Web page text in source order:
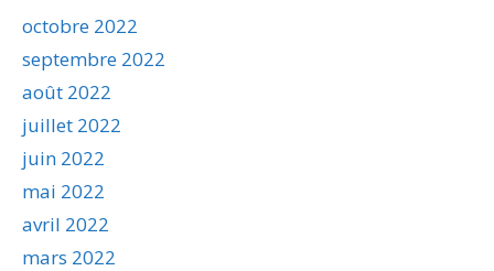
octobre 2022
septembre 2022
août 2022
juillet 2022
juin 2022
mai 2022
avril 2022
mars 2022